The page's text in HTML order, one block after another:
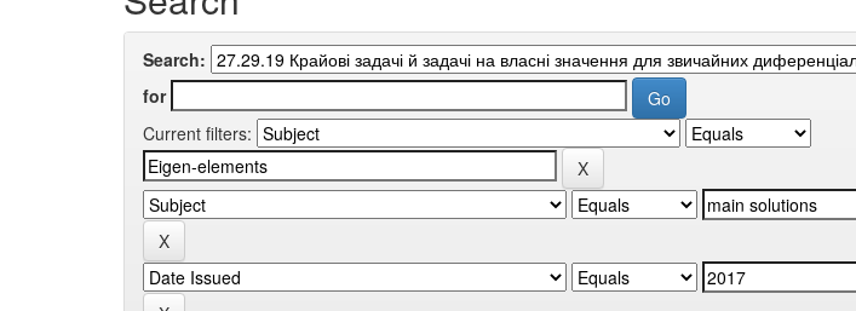
Search:
for
Current filters: